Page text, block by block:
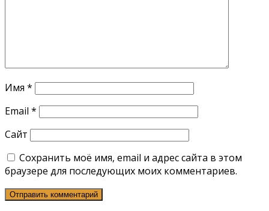
Имя *
Email *
Сайт
Сохранить моё имя, email и адрес сайта в этом
браузере для последующих моих комментариев.